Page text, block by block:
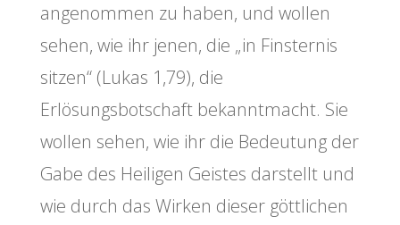
angenommen zu haben, und wollen
sehen, wie ihr jenen, die „in Finsternis
sitzen“ (Lukas 1,79), die
Erlösungsbotschaft bekanntmacht. Sie
wollen sehen, wie ihr die Bedeutung der
Gabe des Heiligen Geistes darstellt und
wie durch das Wirken dieser göttlichen